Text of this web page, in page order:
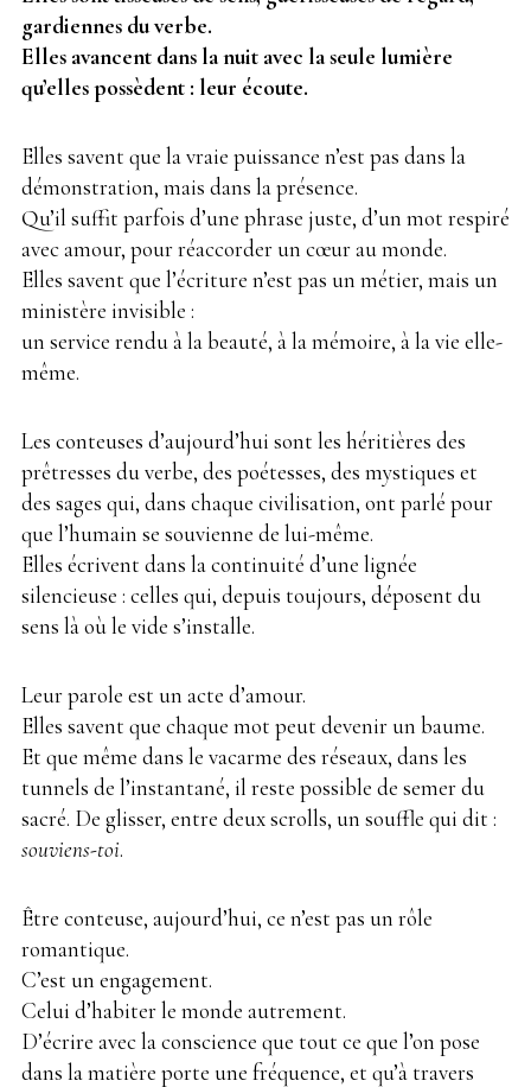
gardiennes du verbe.
Elles avancent dans la nuit avec la seule lumière
qu’elles possèdent : leur écoute.
Elles savent que la vraie puissance n’est pas dans la
démonstration, mais dans la présence.
Qu’il suffit parfois d’une phrase juste, d’un mot respiré
avec amour, pour réaccorder un cœur au monde.
Elles savent que l’écriture n’est pas un métier, mais un
ministère invisible :
un service rendu à la beauté, à la mémoire, à la vie elle-
même.
Les conteuses d’aujourd’hui sont les héritières des
prêtresses du verbe, des poétesses, des mystiques et
des sages qui, dans chaque civilisation, ont parlé pour
que l’humain se souvienne de lui-même.
Elles écrivent dans la continuité d’une lignée
silencieuse : celles qui, depuis toujours, déposent du
sens là où le vide s’installe.
Leur parole est un acte d’amour.
Elles savent que chaque mot peut devenir un baume.
Et que même dans le vacarme des réseaux, dans les
tunnels de l’instantané, il reste possible de semer du
sacré. De glisser, entre deux scrolls, un souffle qui dit :
souviens-toi.
Être conteuse, aujourd’hui, ce n’est pas un rôle
romantique.
C’est un engagement.
Celui d’habiter le monde autrement.
D’écrire avec la conscience que tout ce que l’on pose
dans la matière porte une fréquence, et qu’à travers